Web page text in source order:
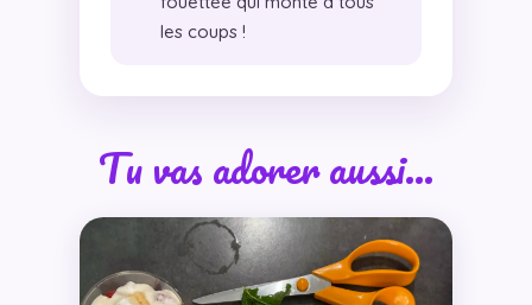
les coups !
Tu vas adorer aussi…